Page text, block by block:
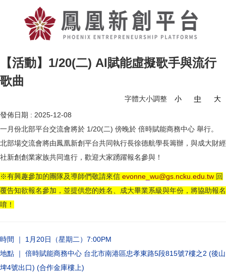
【活動】1/20(二) AI賦能虛擬歌手與流行
歌曲
字體大小調整 小 中
大
發佈日期 : 2025-12-08
一月份北部平台交流會將於 1/20(二) 傍晚於 倍時賦能商務中心 舉行。
北部場交流會將由鳳凰新創平台共同執行長徐德航學長籌辦，與成大財經
社新創創業家族共同進行，歡迎大家踴躍報名參與！
※有興趣參加的團隊及導師們敬請來信 evonne_wu@gs.ncku.edu.tw 回
覆告知欲報名參加，並提供您的姓名、成大畢業系級與年份，將協助報名
唷！
時間 ｜ 1 月20日（星期二）7:00PM
地點 ｜ 倍時賦能商務中心 台北市南港區忠孝東路5段815號7樓之2 (後山
埤4號出口) (合作金庫樓上)